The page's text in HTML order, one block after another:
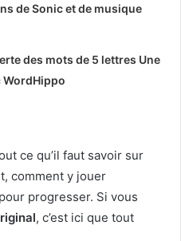
de Sonic et de musique
des mots de 5 lettres Une
WordHippo
ce qu’il faut savoir sur
comment y jouer
progresser. Si vous
, c’est ici que tout